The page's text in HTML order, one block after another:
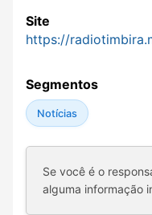
Site
https://
Segmentos
Notícias
Se você é o
alguma informação